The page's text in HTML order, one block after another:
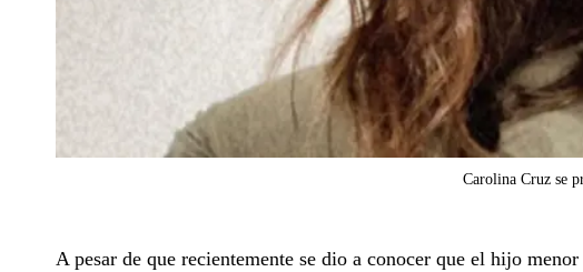
Carolina Cruz se
A pesar de que recientemente se dio a conocer que el hijo menor